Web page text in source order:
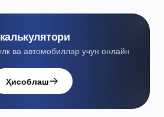
ва автомобиллар учун онлайн
Ҳисоблаш